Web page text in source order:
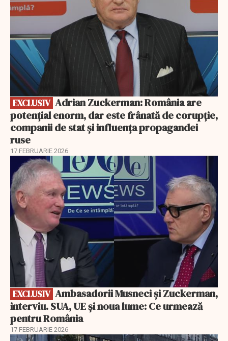
EXCLUSIV
potențial enorm, dar este frânată de corupție,
companii de stat și influența propagandei
ruse
17 FEBRUARIE 2026
EXCLUSIV
EXCLUSIV
interviu. SUA, UE și noua lume: Ce urmează
pentru România
17 FEBRUARIE 2026